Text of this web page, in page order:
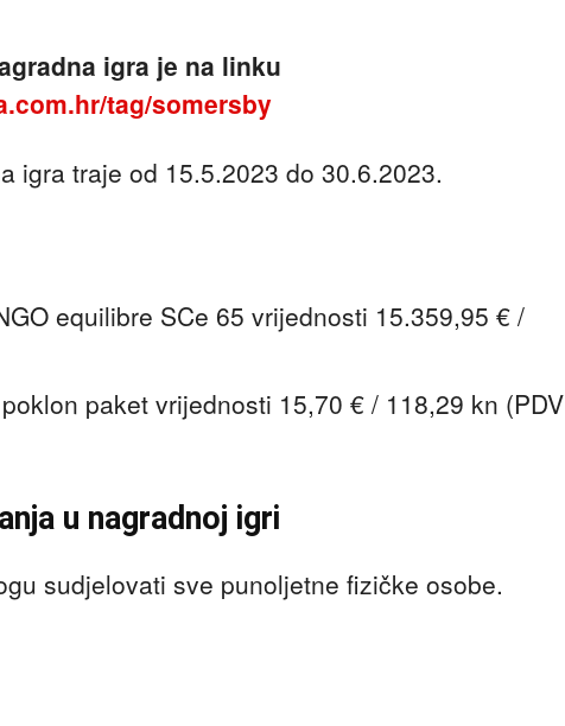
igra je na linku
tag/somersby
igra traje od 15.5.2023 do 30.6.2023.
equilibre SCe 65 vrijednosti 15.359,95 € /
paket vrijednosti 15,70 € / 118,29 kn (PDV
u nagradnoj igri
sudjelovati sve punoljetne fizičke osobe.